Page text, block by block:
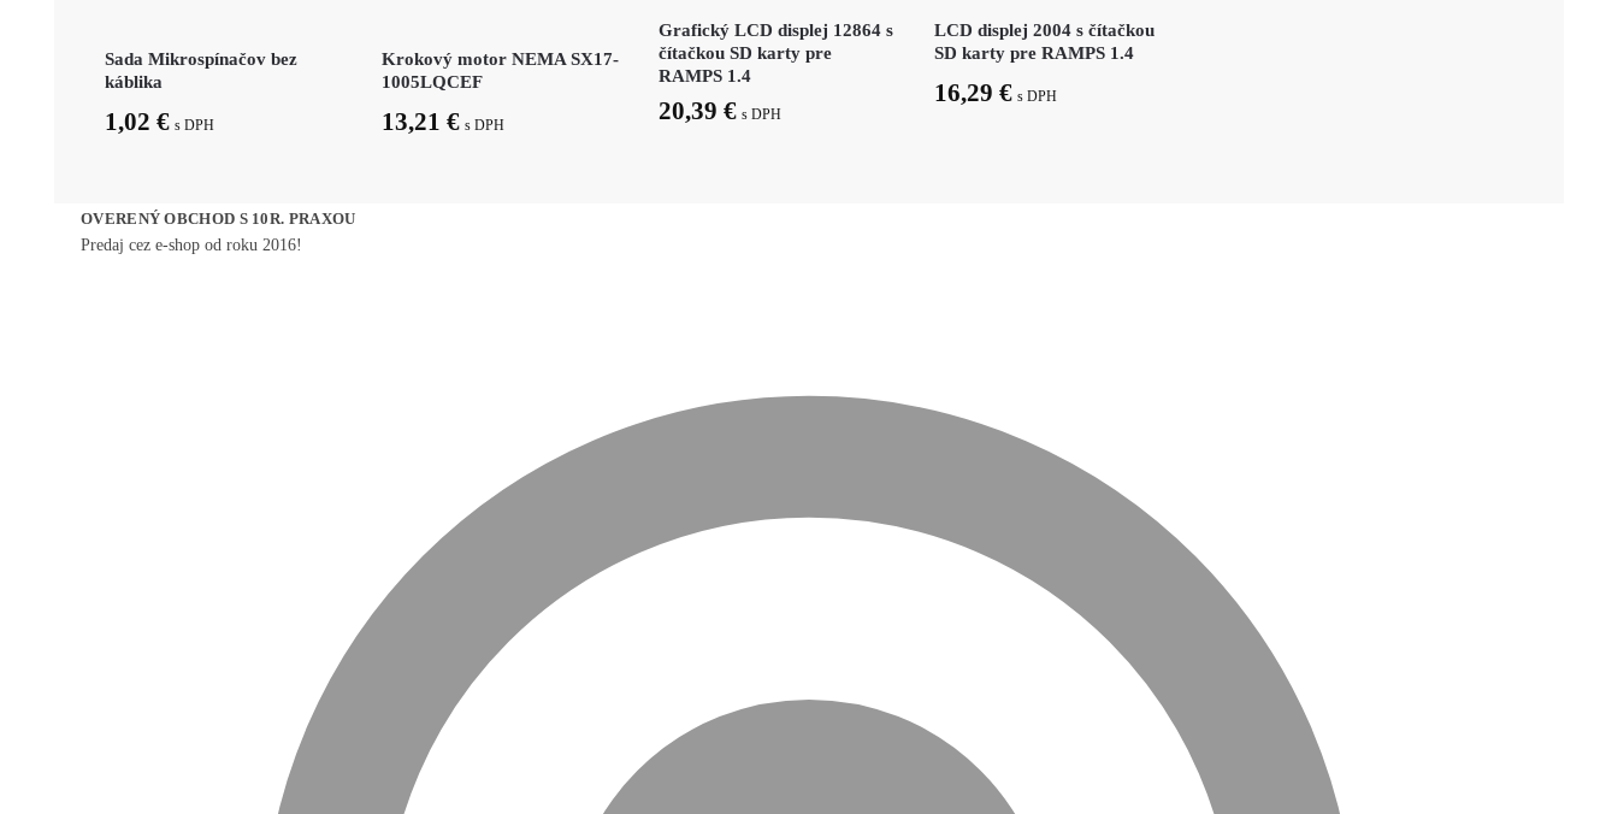
Sada Mikrospínačov bez
káblika
1,02 € s DPH
Krokový motor NEMA SX17-
1005LQCEF
13,21 € s DPH
Grafický LCD displej 12864 s
čítačkou SD karty pre
RAMPS 1.4
20,39 € s DPH
LCD displej 2004 s čítačkou
SD karty pre RAMPS 1.4
16,29€ s DPH
OVERENÝ OBCHOD S 10R. PRAXOU
Predaj cez e-shop od roku 2016!